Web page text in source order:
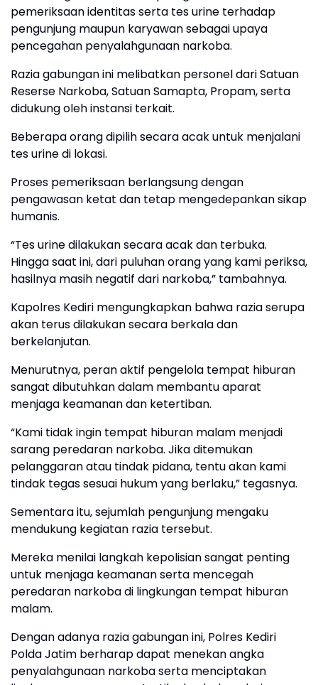
pemeriksaan identitas serta tes urine terhadap
pengunjung maupun karyawan sebagai upaya
pencegahan penyalahgunaan narkoba.
Razia gabungan ini melibatkan personel dari Satuan
Reserse Narkoba, Satuan Samapta, Propam, serta
didukung oleh instansi terkait.
Beberapa orang dipilih secara acak untuk menjalani
tes urine di lokasi.
Proses pemeriksaan berlangsung dengan
pengawasan ketat dan tetap mengedepankan sikap
humanis.
“Tes urine dilakukan secara acak dan terbuka.
Hingga saat ini, dari puluhan orang yang kami periksa,
hasilnya masih negatif dari narkoba,” tambahnya.
Kapolres Kediri mengungkapkan bahwa razia serupa
akan terus dilakukan secara berkala dan
berkelanjutan.
Menurutnya, peran aktif pengelola tempat hiburan
sangat dibutuhkan dalam membantu aparat
menjaga keamanan dan ketertiban.
“Kami tidak ingin tempat hiburan malam menjadi
sarang peredaran narkoba. Jika ditemukan
pelanggaran atau tindak pidana, tentu akan kami
tindak tegas sesuai hukum yang berlaku,” tegasnya.
Sementara itu, sejumlah pengunjung mengaku
mendukung kegiatan razia tersebut.
Mereka menilai langkah kepolisian sangat penting
untuk menjaga keamanan serta mencegah
peredaran narkoba di lingkungan tempat hiburan
malam.
Dengan adanya razia gabungan ini, Polres Kediri
Polda Jatim berharap dapat menekan angka
penyalahgunaan narkoba serta menciptakan